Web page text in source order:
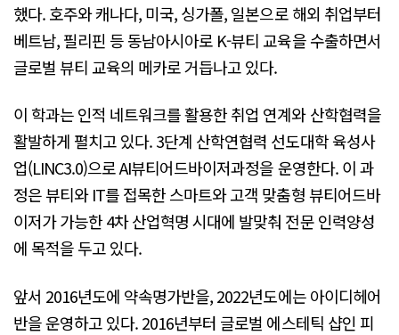
했다. 호주와 캐나다, 미국, 싱가폴, 일본으로 해외 취업부터
베트남, 필리핀 등 동남아시아로 K-뷰티 교육을 수출하면서
글로벌 뷰티 교육의 메카로 거듭나고 있다.
이 학과는 인적 네트워크를 활용한 취업 연계와 산학협력을
활발하게 펼치고 있다. 3단계 산학연협력 선도대학 육성사
업(LINC3.0)으로 AI뷰티어드바이저과정을 운영한다. 이 과
정은 뷰티와 IT를 접목한 스마트와 고객 맞춤형 뷰티어드바
이저가 가능한 4차 산업혁명 시대에 발맞춰 전문 인력양성
에 목적을 두고 있다.
앞서 2016년도에 약속명가반을, 2022년도에는 아이디헤어
반을 운영하고 있다. 2016년부터 글로벌 에스테틱 샵인 피